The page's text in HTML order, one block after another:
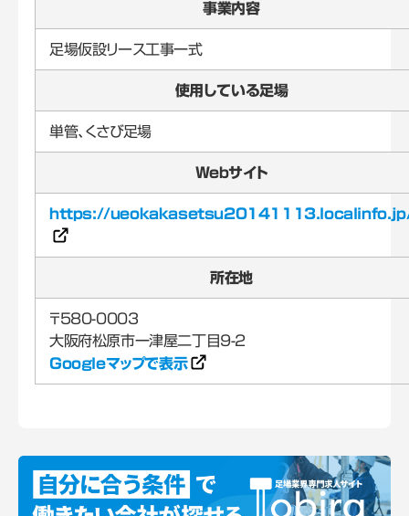
事業内容
足場仮設リース工事一式
使用している足場
単管、くさび足場
Webサイト
https://
所在地
〒580-0003
Googleマップで表示